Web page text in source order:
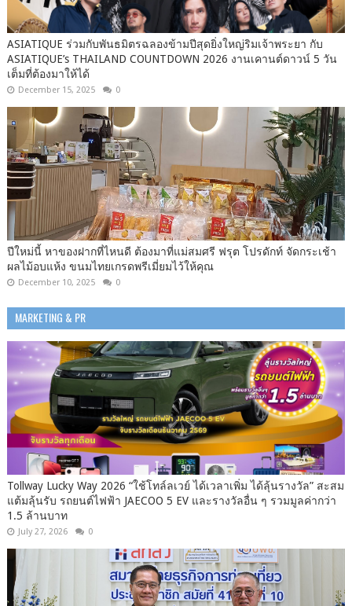
ASIATIQUE ร่วมกับพันธมิตรฉลองข้ามปีสุดยิ่งใหญ่ริมเจ้าพระยา กับ
ASIATIQUE’s THAILAND COUNTDOWN 2026 งานเคานต์ดาวน์ 5 วัน
เต็มที่ต้องมาให้ได้
December 15, 2025 0
ปีใหม่นี้ หาของฝากที่ไหนดี ต้องมาที่แม่สมศรี ฟรุต โปรดักท์ จัดกระเช้า
ผลไม้อบแห้ง ขนมไทยเกรดพรีเมี่ยมไว้ให้คุณ
December 10, 2025 0
MARKETING & PR
Tollway Lucky Way 2026 “ใช้โทล์ลเวย์ ได้เวลาเพิ่ม ได้ลุ้นรางวัล” สะสม
แต้มลุ้นรับ รถยนต์ไฟฟ้า JAECOO 5 EV และรางวัลอื่น ๆ รวมมูลค่ากว่า
1.5 ล้านบาท
July 27, 2026 0